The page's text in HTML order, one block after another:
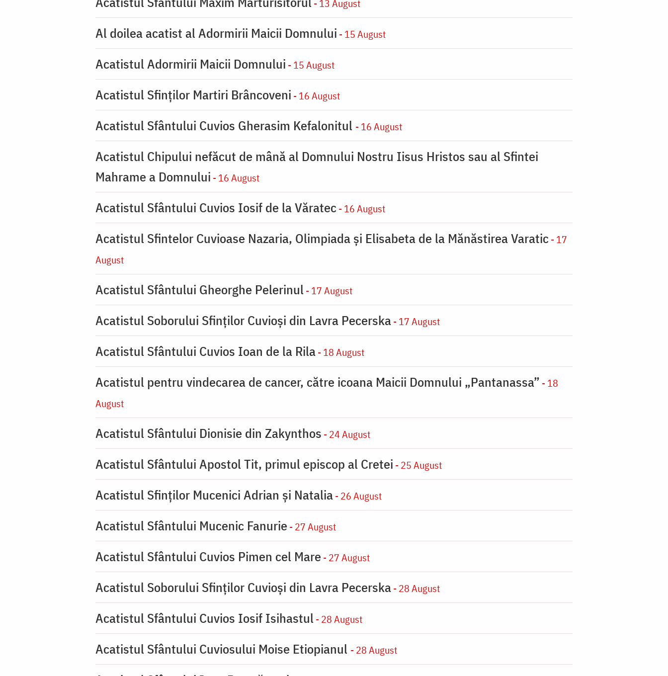
- 13 August
Al doilea acatist al Adormirii Maicii Domnului - 15 August
Acatistul Adormirii Maicii Domnului - 15 August
Acatistul Sfinților Martiri Brâncoveni - 16 August
Acatistul Sfântului Cuvios Gherasim Kefalonitul - 16 August
Acatistul Chipului nefăcut de mână al Domnului Nostru Iisus Hristos sau al Sfintei
Mahrame a Domnului - 16 August
Acatistul Sfântului Cuvios Iosif de la Văratec - 16 August
Acatistul Sfintelor Cuvioase Nazaria, Olimpiada și Elisabeta de la Mănăstirea Varatic - 17
August
Acatistul Sfântului Gheorghe Pelerinul - 17 August
Acatistul Soborului Sfinților Cuvioși din Lavra Pecerska- 17 August
Acatistul Sfântului Cuvios Ioan de la Rila- 18 August
Acatistul pentru vindecarea de cancer, către icoana Maicii Domnului „Pantanassa” - 18
August
Acatistul Sfântului Dionisie din Zakynthos - 24 August
Acatistul Sfântului Apostol Tit, primul episcop al Cretei - 25 August
Acatistul Sfinților Mucenici Adrian și Natalia- 26 August
Acatistul Sfântului Mucenic Fanurie - 27 August
Acatistul Sfântului Cuvios Pimen cel Mare - 27 August
Acatistul Soborului Sfinților Cuvioși din Lavra Pecerska- 28 August
Acatistul Sfântului Cuvios Iosif Isihastul - 28 August
Acatistul Sfântului Cuviosului Moise Etiopianul - 28 August